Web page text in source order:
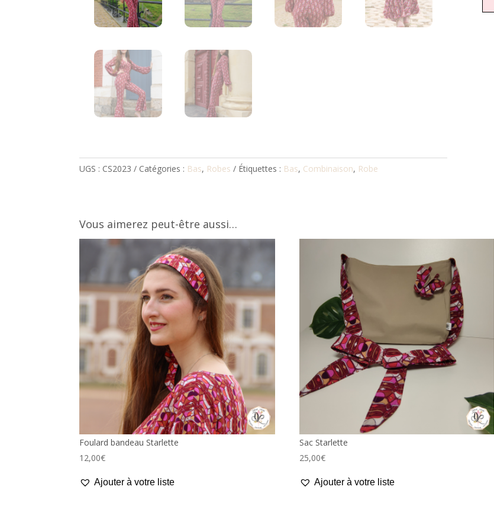
UGS : CS2023 Catégories : Bas, Robes Étiquettes : Bas, Combinaison, Robe
Vous aimerez peut-être aussi…
Foulard bandeau Starlette
12,00€
Ajouter à votre liste
Sac Starlette
25,00€
Ajouter à votre liste